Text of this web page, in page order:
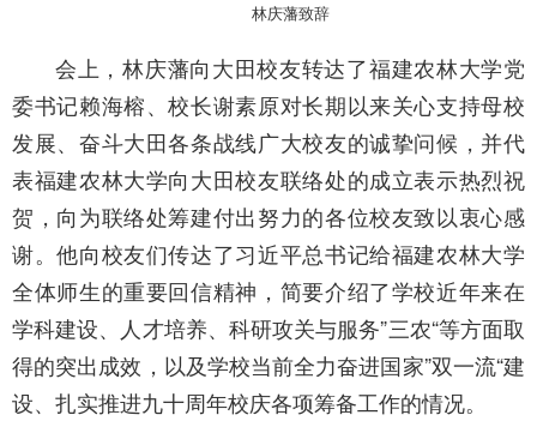
林庆藩致辞
会上，林庆藩向大田校友转达了福建农林大学党
委书记赖海榕、校长谢素原对长期以来关心支持母校
发展、奋斗大田各条战线广大校友的诚挚问候，并代
表福建农林大学向大田校友联络处的成立表示热烈祝
贺，向为联络处筹建付出努力的各位校友致以衷心感
谢。他向校友们传达了习近平总书记给福建农林大学
全体师生的重要回信精神，简要介绍了学校近年来在
学科建设、人才培养、科研攻关与服务”三农“等方面取
得的突出成效，以及学校当前全力奋进国家”双一流“建
设、扎实推进九十周年校庆各项筹备工作的情况。